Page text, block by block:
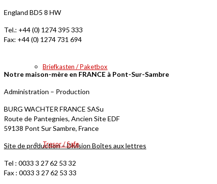
Briefkasten / Paketbox
Tresor / Safe
England BD5 8 HW
Tel.: +44 (0) 1274 395 333
Fax: +44 (0) 1274 731 694
Notre maison-mère en FRANCE à Pont-Sur-Sambre
Administration – Production
BURG WACHTER FRANCE SASu
Route de Pantegnies, Ancien Site EDF
59138 Pont Sur Sambre, France
Site de production – Division Boîtes aux lettres
Tel : 0033 3 27 62 53 32
Fax : 0033 3 27 62 53 33